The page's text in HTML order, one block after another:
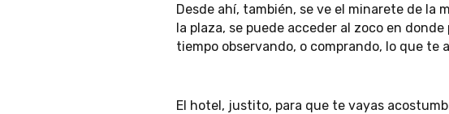
Desde ahí, también, se ve el minarete de la
la plaza, se puede acceder al zoco en
tiempo observando, o comprando, lo que te
El hotel, justito, para que te vayas